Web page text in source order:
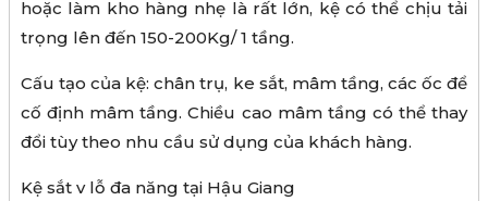
hoặc làm kho hàng nhẹ là rất lớn, kệ có thể chịu tải
trọng lên đến 150-200Kg/ 1 tầng.
Cấu tạo của kệ: chân trụ, ke sắt, mâm tầng, các ốc để
cố định mâm tầng. Chiều cao mâm tầng có thể thay
đổi tùy theo nhu cầu sử dụng của khách hàng.
Kệ sắt v lỗ đa năng tại Hậu Giang